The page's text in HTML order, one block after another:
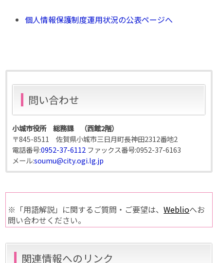
個人情報保護制度運用状況の公表ページへ
問い合わせ
小城市役所 総務課 （西館2階）
〒845-8511 佐賀県小城市三日月町長神田2312番地2
電話番号:0952-37-6112 ファックス番号:0952-37-6163
メール:soumu@city.ogi.lg.jp
※「用語解説」に関するご質問・ご要望は、Weblioへお
問い合わせください。
関連情報へのリンク